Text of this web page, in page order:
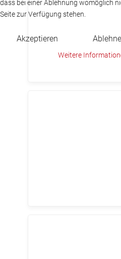
dass bei einer Ablehnung womöglich
Seite zur Verfügung stehen.
Akzeptieren
Weitere